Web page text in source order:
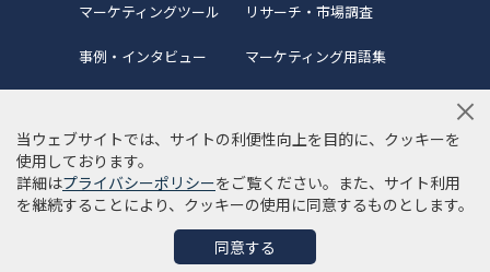
マーケティングツール リサーチ・市場調査
事例・インタビュー マーケティング用語集
当サイトについて 編集ポリシー
サイトマップ
利用規約
個人情報保護方針
©Copyright 2022 SYNCAD .All Rights Reserved.
当ウェブサイトでは、サイトの利便性向上を目的に、クッキーを
使用しております。
詳細はプライバシーポリシーをご覧ください。また、サイト利用
を継続することにより、クッキーの使用に同意するものとします。
同意する